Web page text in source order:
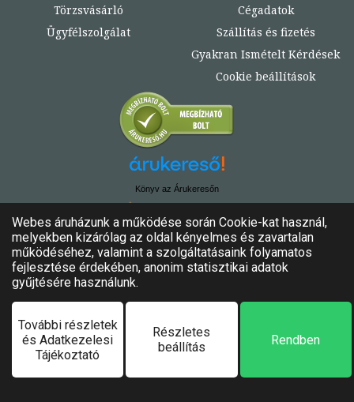
Törzsvásárló
Ügyfélszolgálat
Cégadatok
Szállítás és fizetés
Gyakran Ismételt Kérdések
Cookie beállítások
Könyv az Árukeresőn
Minden jog fenntartva!
Felhasználási feltételek